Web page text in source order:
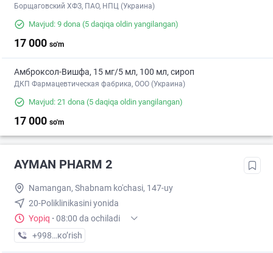
Борщаговский ХФЗ, ПАО, НПЦ (Украина)
Mavjud: 9 dona (5 daqiqa oldin yangilangan)
17 000 so'm
Амброксол-Вишфа, 15 мг/5 мл, 100 мл, сироп
ДКП Фармацевтическая фабрика, ООО (Украина)
Mavjud: 21 dona (5 daqiqa oldin yangilangan)
17 000 so'm
AYMAN PHARM 2
Namangan, Shabnam ko'chasi, 147-uy
20-Poliklinikasini yonida
Yopiq · 08:00 da ochiladi
+998 (97) XXX-XX-XX
кo’rish